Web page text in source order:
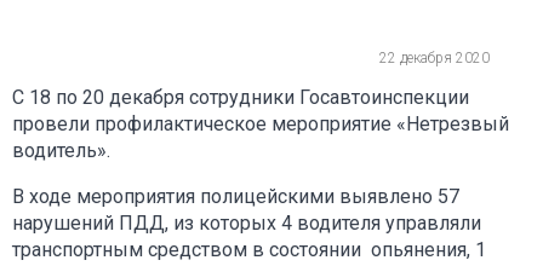
22 декабря 2020
С 18 по 20 декабря сотрудники Госавтоинспекции
провели профилактическое мероприятие «Нетрезвый
водитель».
В ходе мероприятия полицейскими выявлено 57
нарушений ПДД, из которых 4 водителя управляли
транспортным средством в состоянии опьянения, 1